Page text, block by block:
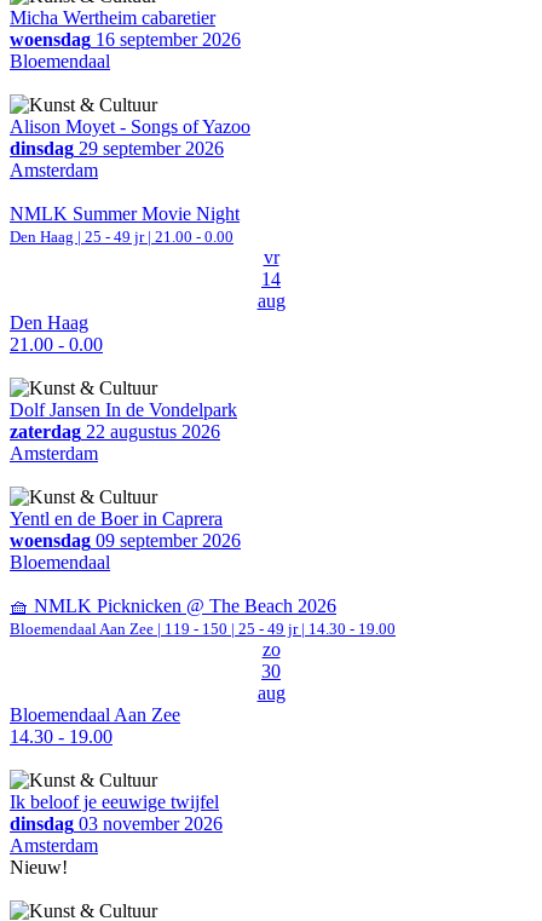
Micha Wertheim cabaretier
woensdag 16 september 2026
Bloemendaal
Alison Moyet - Songs of Yazoo
dinsdag 29 september 2026
Amsterdam
NMLK Summer Movie Night
Den Haag | 25 - 49 jr | 21.00 - 0.00
vr
14
aug
Den Haag
21.00 - 0.00
Dolf Jansen In de Vondelpark
zaterdag 22 augustus 2026
Amsterdam
Yentl en de Boer in Caprera
woensdag 09 september 2026
Bloemendaal
🧺 NMLK Picknicken @ The Beach 2026
Bloemendaal Aan Zee | 119 - 150 | 25 - 49 jr | 14.30 - 19.00
zo
30
aug
Bloemendaal Aan Zee
14.30 - 19.00
Ik beloof je eeuwige twijfel
dinsdag 03 november 2026
Amsterdam
Nieuw!